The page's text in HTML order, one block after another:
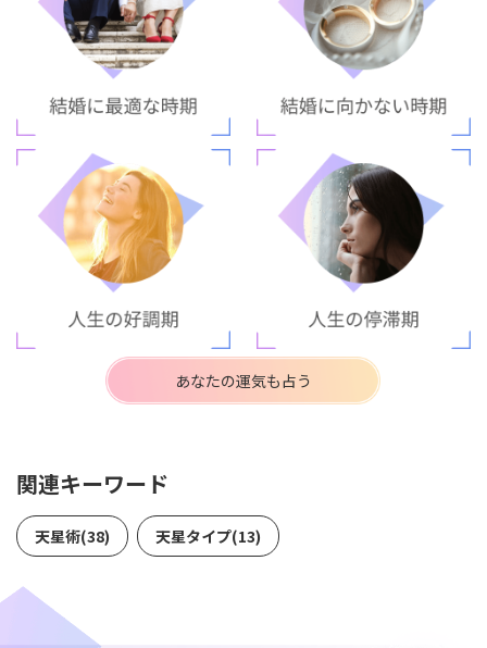
あなたの運気も占う
関連キーワード
天星術(38) 天星タイプ(13)